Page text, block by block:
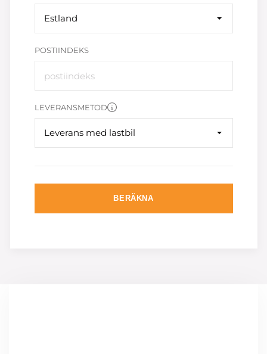
Estland
POSTIINDEKS
LEVERANSMETOD
Leverans med lastbil
BERÄKNA